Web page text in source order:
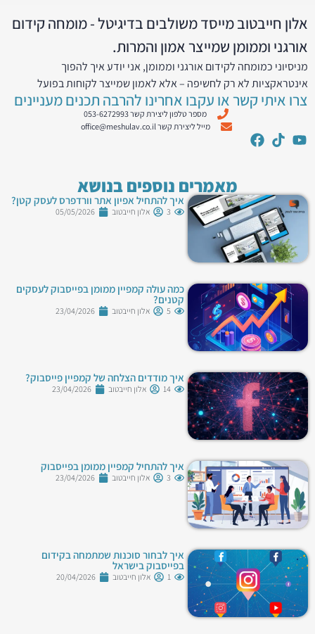
אלון חייבטוב מייסד משולבים בדיגיטל - מומחה קידום
אורגני וממומן שמייצר אמון והמרות.
מניסיוני כמומחה לקידום אורגני וממומן, אני יודע איך להפוך
אינטראקציות לא רק לחשיפה – אלא לאמון שמייצר לקוחות בפועל
צרו איתי קשר או עקבו אחרינו להרבה תכנים מעניינים
מספר טלפון ליצירת קשר 053-6272993
מייל ליצירת קשר office@meshulav.co.il
מאמרים נוספים בנושא
איך להתחיל אפיון אתר וורדפרס לעסק קטן?
3 אלון חייבטוב 05/05/2026
כמה עולה קמפיין ממומן בפייסבוק לעסקים
קטנים?
5 אלון חייבטוב 23/04/2026
איך מודדים הצלחה של קמפיין פייסבוק?
14 אלון חייבטוב 23/04/2026
איך להתחיל קמפיין ממומן בפייסבוק
3 אלון חייבטוב 23/04/2026
איך לבחור סוכנות שמתמחה בקידום
בפייסבוק בישראל
1 אלון חייבטוב 20/04/2026